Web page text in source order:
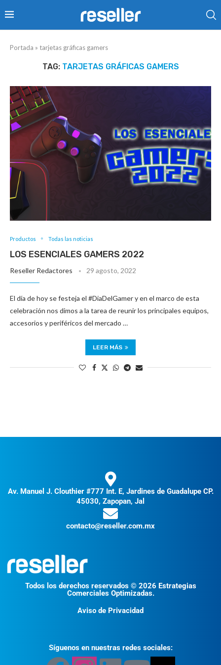
Portada » tarjetas gráficas gamers
TAG: TARJETAS GRÁFICAS GAMERS
Productos Todas las noticias
LOS ESENCIALES GAMERS 2022
Reseller Redactores 29 agosto, 2022
El día de hoy se festeja el #DiaDelGamer y en el marco de esta
celebración nos dimos a la tarea de reunir los principales equipos,
accesorios y periféricos del mercado …
LEER MÁS
Av. Manuel J. Clouthier #777 Int. E, Jardines de Guadalupe CP.
45030, Zapopan, Jal
contacto@reseller.com.mx
Todos los derechos reservados © 2026 Estrategias
Comerciales Optimizadas.
Aviso de Privacidad
Síguenos en nuestras redes sociales: